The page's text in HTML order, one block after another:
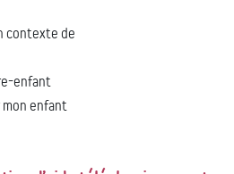
contexte de
enfant
enfant